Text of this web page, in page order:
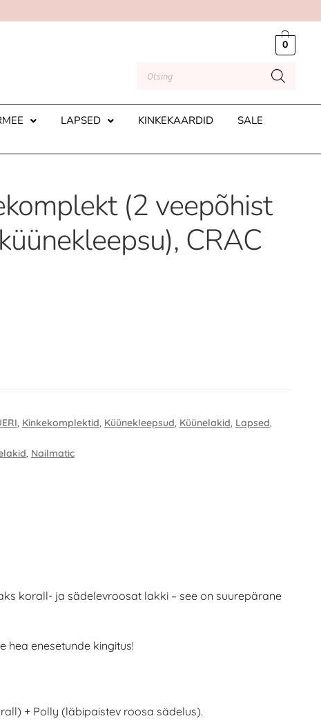
0
LAPSED KINKEKAARDID
SALE
(2 veepõhist
CRAC
Kinkekomplektid Küünekleepsud Küünelakid Lapsed
Nailmatic
korall- ja sädelevroosat lakki – see on suurepärane
hea enesetunde kingitus!
+ Polly (läbipaistev roosa sädelus).